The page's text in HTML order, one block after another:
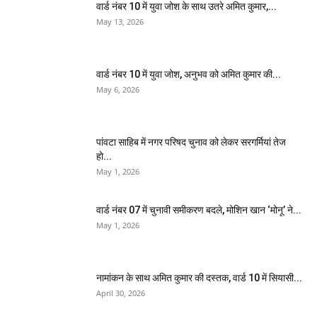
वार्ड नंबर 10 में युवा जोश के साथ उतरे अमित कुमार,...
May 13, 2026
वार्ड नंबर 10 में युवा जोश, अनुभव को अमित कुमार की...
May 6, 2026
पांवटा साहिब में नगर परिषद चुनाव को लेकर सरगर्मियां तेज
हो...
May 1, 2026
वार्ड नंबर 07 में चुनावी समीकरण बदले, मोशिन खान ‘मोनू’ ने...
May 1, 2026
नामांकन के साथ अमित कुमार की दस्तक, वार्ड 10 में सियासी...
April 30, 2026